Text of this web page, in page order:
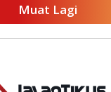
Muat Lagi